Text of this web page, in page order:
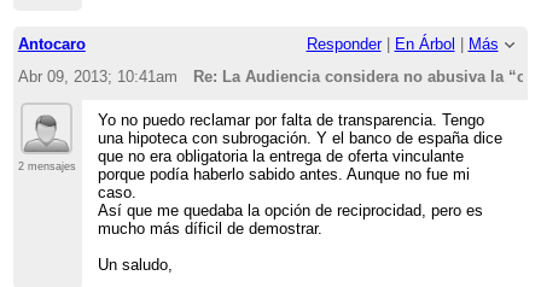
Antocaro Responder| En Árbol
Más
Abr 09, 2013; 10:41am
Re: La Audiencia considera no abusiva la
2 mensajes
Yo no puedo reclamar por falta de transparencia. Tengo
una hipoteca con subrogación. Y el banco de españa dice
que no era obligatoria la entrega de oferta vinculante
porque podía haberlo sabido antes. Aunque no fue mi
caso.
Así que me quedaba la opción de reciprocidad, pero es
mucho más díficil de demostrar.
Un saludo,